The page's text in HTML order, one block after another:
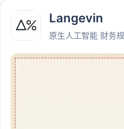
Langevin
原生人工智能 财务